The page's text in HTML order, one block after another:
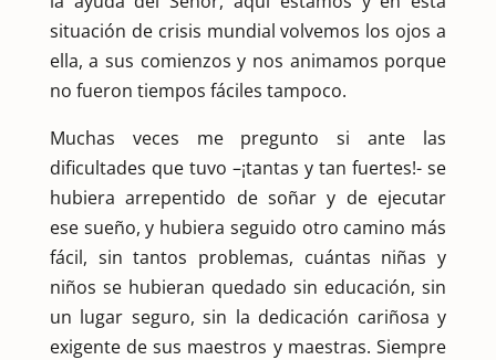
situación de crisis mundial volvemos los ojos a
ella, a sus comienzos y nos animamos porque
no fueron tiempos fáciles tampoco.
Muchas veces me pregunto si ante las
dificultades que tuvo –¡tantas y tan fuertes!- se
hubiera arrepentido de soñar y de ejecutar
ese sueño, y hubiera seguido otro camino más
fácil, sin tantos problemas, cuántas niñas y
niños se hubieran quedado sin educación, sin
un lugar seguro, sin la dedicación cariñosa y
exigente de sus maestros y maestras. Siempre